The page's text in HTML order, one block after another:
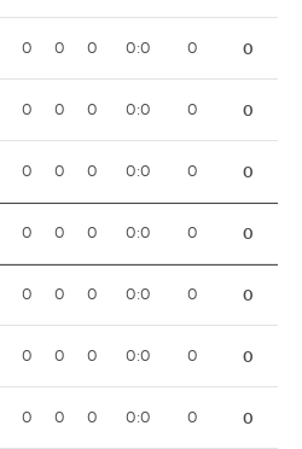
0 0 0 0:0 0 0
0 0 0 0:0 0 0
0 0 0 0:0 0 0
0 0 0 0:0 0 0
0 0 0 0:0 0 0
0 0 0 0:0 0 0
0 0 0 0:0 0 0